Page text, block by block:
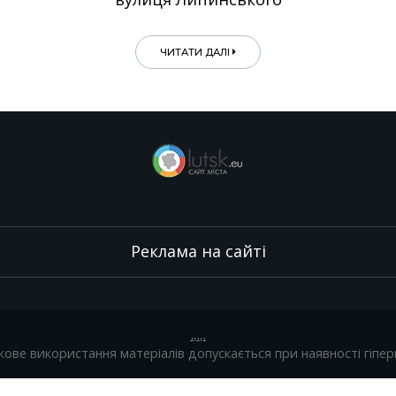
ЧИТАТИ ДАЛІ
Реклама на сайті
.,.,.
використання матеріалів допускається при наявності